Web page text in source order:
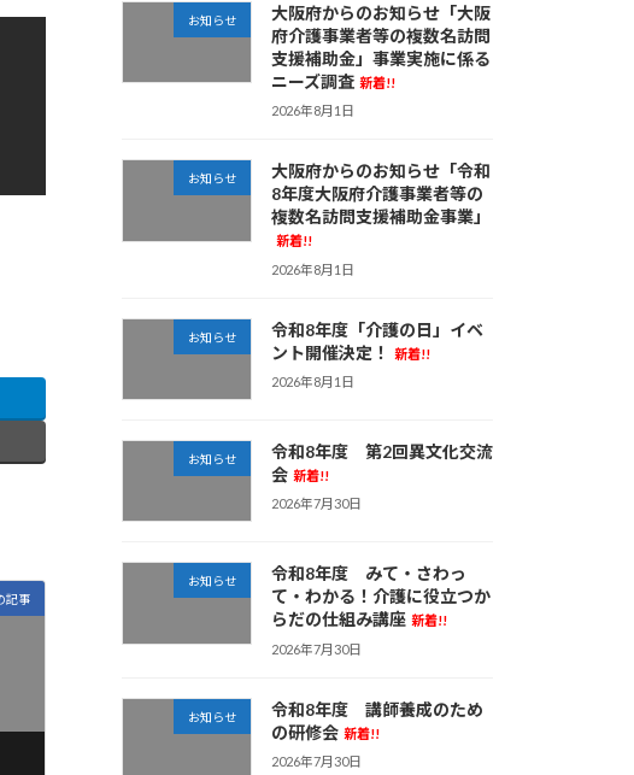
記事
お知らせ
大阪府からのお知らせ「大阪
府介護事業者等の複数名訪問
支援補助金」事業実施に係る
ニーズ調査 新着!!
2026年8月1日
お知らせ
大阪府からのお知らせ「令和
8年度大阪府介護事業者等の
複数名訪問支援補助金事業」
新着!!
2026年8月1日
お知らせ
令和8年度「介護の日」イベ
ント開催決定！
新着!!
2026年8月1日
お知らせ
令和8年度 第2回異文化交流
会 新着!!
2026年7月30日
お知らせ
令和8年度 みて・さわっ
て・わかる！介護に役立つか
らだの仕組み講座 新着!!
2026年7月30日
お知らせ
令和8年度 講師養成のため
の研修会 新着!!
2026年7月30日